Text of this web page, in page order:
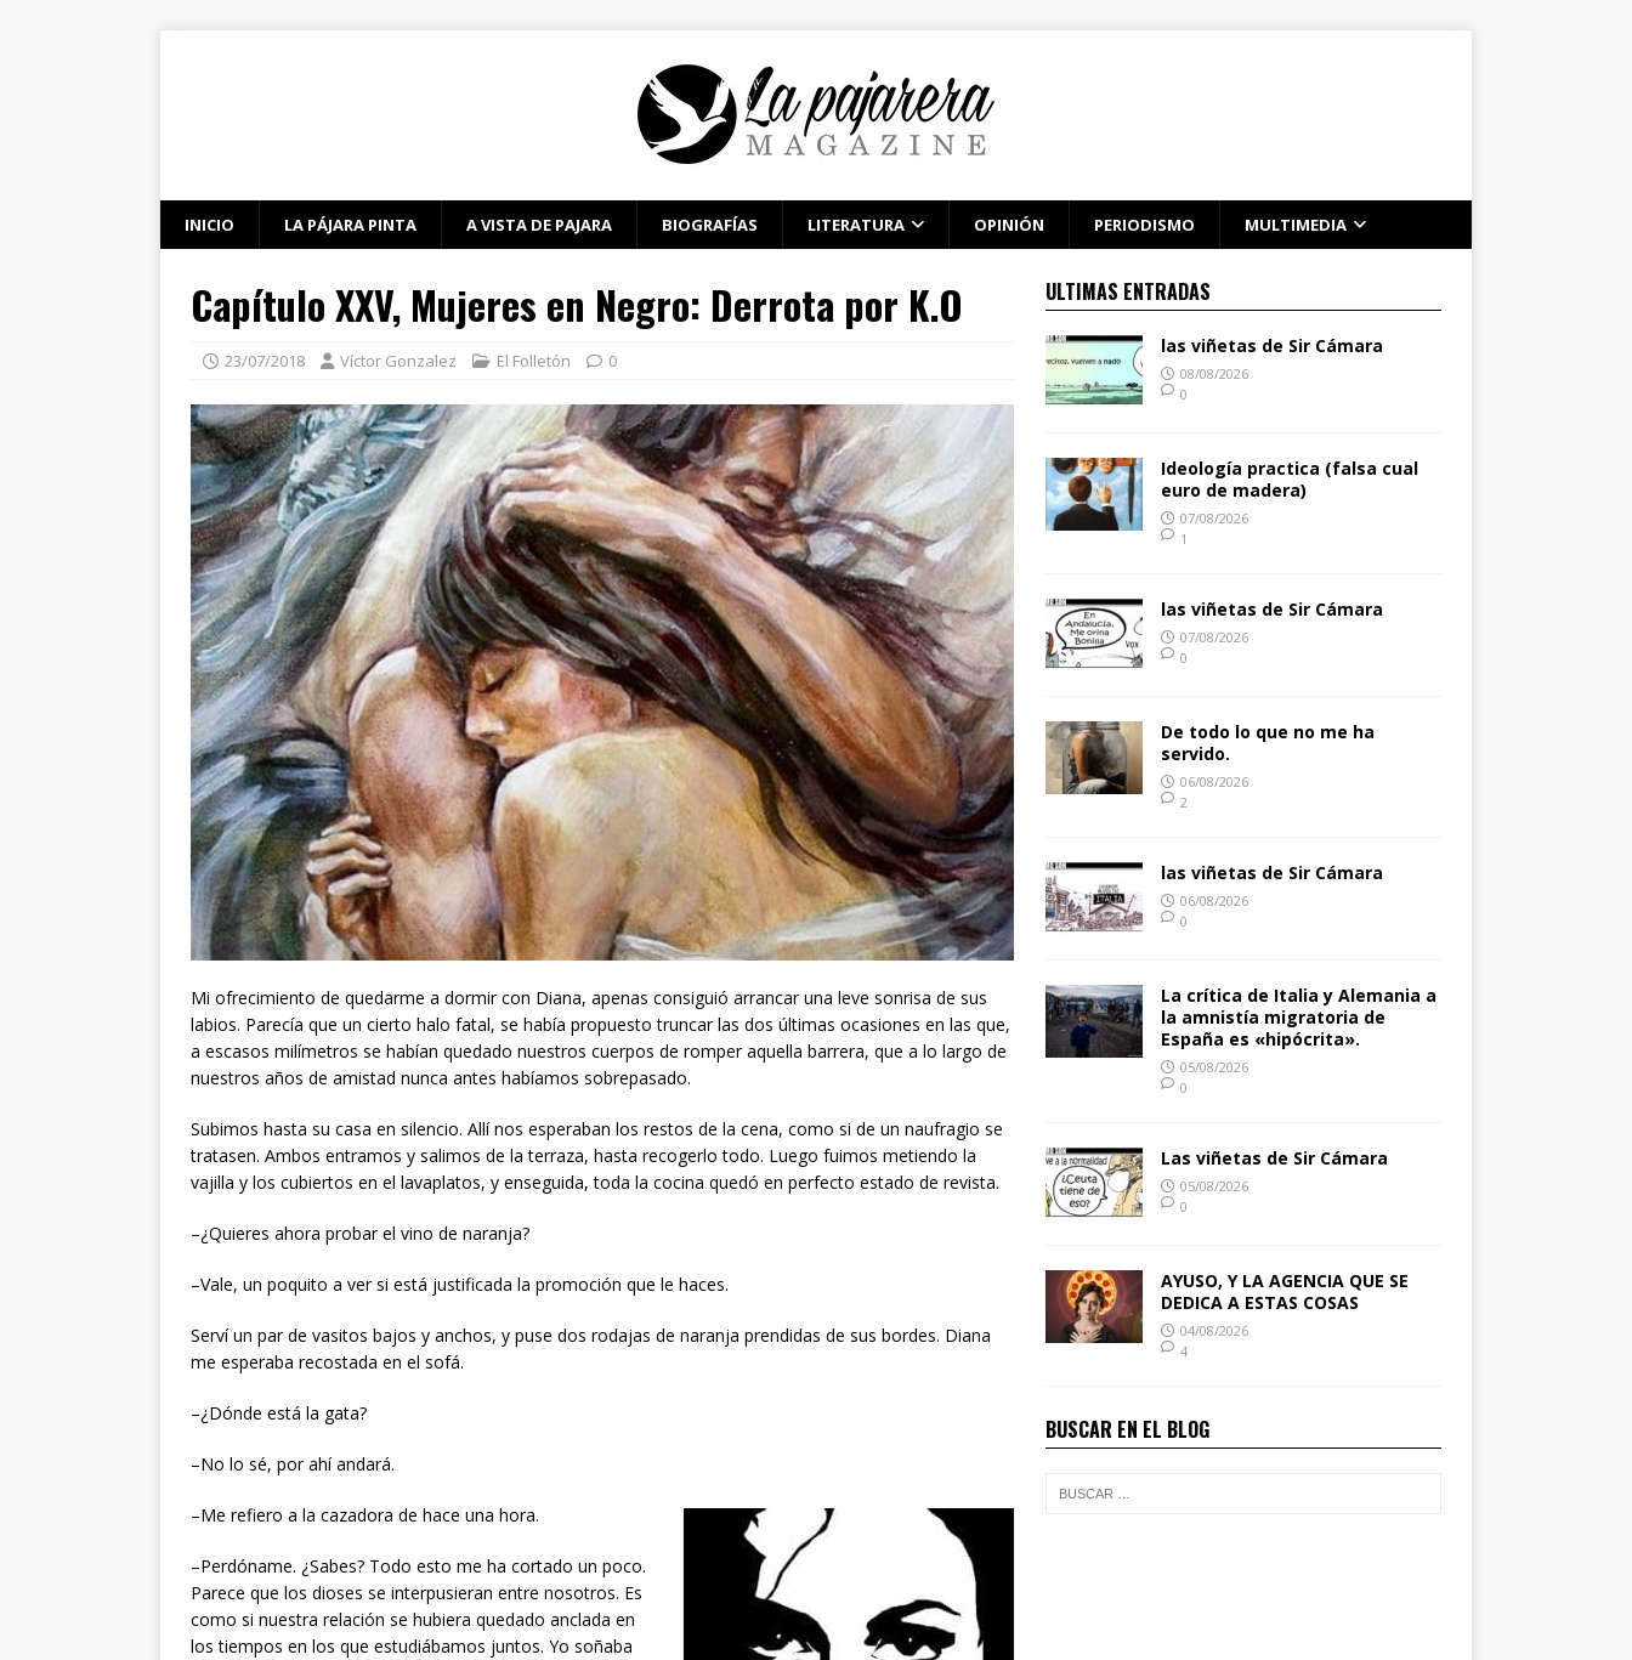
INICIO LA PÁJARA PINTA A VISTA DE PAJARA BIOGRAFÍAS LITERATURA OPINIÓN PERIODISMO MULTIMEDIA
Capítulo XXV, Mujeres en Negro: Derrota por K.O
23/07/2018 Víctor Gonzalez El Folletón 0
Mi ofrecimiento de quedarme a dormir con Diana, apenas consiguió arrancar una leve sonrisa de sus
labios. Parecía que un cierto halo fatal, se había propuesto truncar las dos últimas ocasiones en las que,
a escasos milímetros se habían quedado nuestros cuerpos de romper aquella barrera, que a lo largo de
nuestros años de amistad nunca antes habíamos sobrepasado.
Subimos hasta su casa en silencio. Allí nos esperaban los restos de la cena, como si de un naufragio se
tratasen. Ambos entramos y salimos de la terraza, hasta recogerlo todo. Luego fuimos metiendo la
vajilla y los cubiertos en el lavaplatos, y enseguida, toda la cocina quedó en perfecto estado de revista.
–¿Quieres ahora probar el vino de naranja?
–Vale, un poquito a ver si está justificada la promoción que le haces.
Serví un par de vasitos bajos y anchos, y puse dos rodajas de naranja prendidas de sus bordes. Diana
me esperaba recostada en el sofá.
–¿Dónde está la gata?
–No lo sé, por ahí andará.
–Me refiero a la cazadora de hace una hora.
–Perdóname. ¿Sabes? Todo esto me ha cortado un poco.
Parece que los dioses se interpusieran entre nosotros. Es
como si nuestra relación se hubiera quedado anclada en
los tiempos en los que estudiábamos juntos. Yo soñaba
ULTIMAS ENTRADAS
las viñetas de Sir Cámara
08/08/2026
0
Ideología practica (falsa cual
euro de madera)
07/08/2026
1
las viñetas de Sir Cámara
07/08/2026
0
De todo lo que no me ha
servido.
06/08/2026
2
las viñetas de Sir Cámara
06/08/2026
0
La crítica de Italia y Alemania a
la amnistía migratoria de
España es «hipócrita».
05/08/2026
0
Las viñetas de Sir Cámara
05/08/2026
0
AYUSO, Y LA AGENCIA QUE SE
DEDICA A ESTAS COSAS
04/08/2026
4
BUSCAR EN EL BLOG